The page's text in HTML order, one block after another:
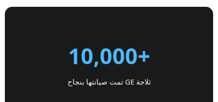
+10,000
ثلاجة GE تمت صيانتها بنجاح